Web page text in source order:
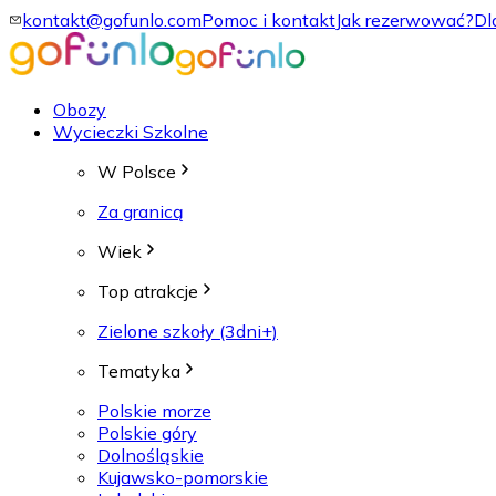
kontakt@gofunlo.comPomoc i kontaktJak rezerwować?
Obozy
Wycieczki Szkolne
W Polsce
Za granicą
Wiek
Top atrakcje
Zielone szkoły (3dni+)
Tematyka
Polskie morze
Polskie góry
Dolnośląskie
Kujawsko-pomorskie